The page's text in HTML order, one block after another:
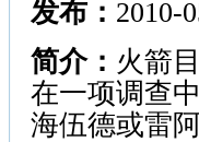
发布： 2010-
简介： 火箭
在一项调查
海伍德或雷阿